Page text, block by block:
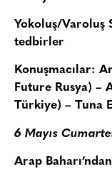
Yokoluş/Varoluş
tedbirler
Konuşmacılar:
Future Rusya) –
Türkiye) – Tuna
6 Mayıs
Arap